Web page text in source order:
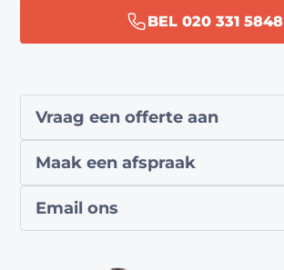
BEL 020 331 5848
Vraag een offerte aan
Maak een afspraak
Email ons